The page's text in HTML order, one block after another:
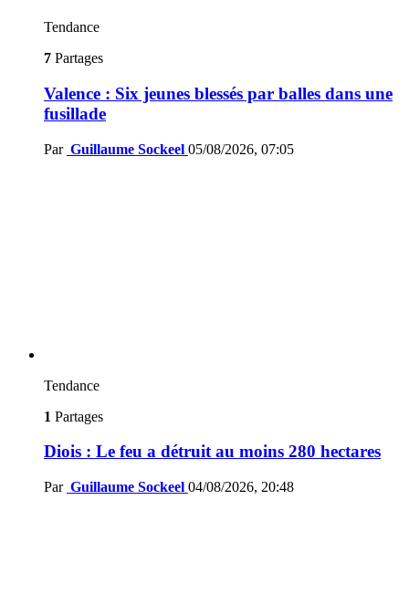
Tendance
7 Partages
Valence : Six jeunes blessés par balles dans une
fusillade
Par Guillaume Sockeel 05/08/2026, 07:05
Tendance
1 Partages
Diois : Le feu a détruit au moins 280 hectares
Par Guillaume Sockeel 04/08/2026, 20:48